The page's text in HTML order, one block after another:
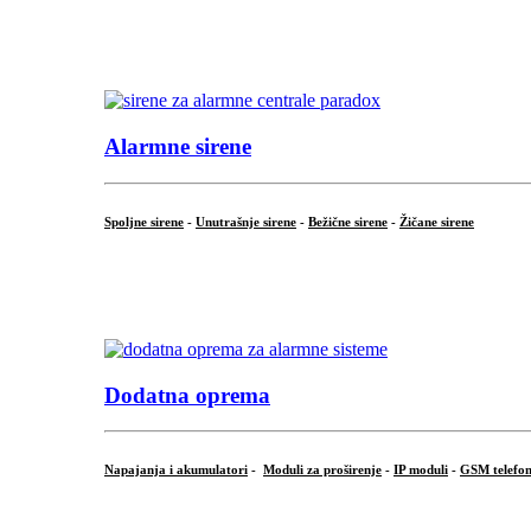
Alarmne sirene
Spoljne sirene - Unutrašnje sirene - Bežične sirene - Žičane sirene
Dodatna oprema
Napajanja i akumulatori - Moduli za proširenje - IP moduli - GSM